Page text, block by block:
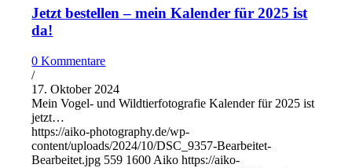
Jetzt bestellen – mein Kalender für 2025 ist
da!
0 Kommentare
/
17. Oktober 2024
Mein Vogel- und Wildtierfotografie Kalender für 2025 ist
jetzt…
https://aiko-photography.de/wp-
content/uploads/2024/10/DSC_9357-Bearbeitet-
Bearbeitet.jpg 559 1600 Aiko https://aiko-